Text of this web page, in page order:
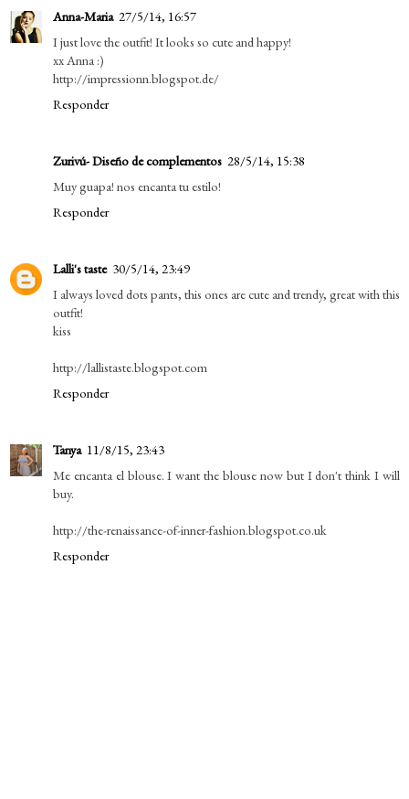
Anna-Maria 27/5/14, 16:57
I just love the outfit! It looks so cute and happy!
xx Anna :)
http://impressionn.blogspot.de/
Responder
Zurivú- Diseño de complementos 28/5/14, 15:38
Muy guapa! nos encanta tu estilo!
Responder
Lalli's taste 30/5/14, 23:49
I always loved dots pants, this ones are cute and trendy, great with this
outfit!
kiss
http://lallistaste.blogspot.com
Responder
Tanya 11/8/15, 23:43
Me encanta el blouse. I want the blouse now but I don't think I will
buy.
http://the-renaissance-of-inner-fashion.blogspot.co.uk
Responder